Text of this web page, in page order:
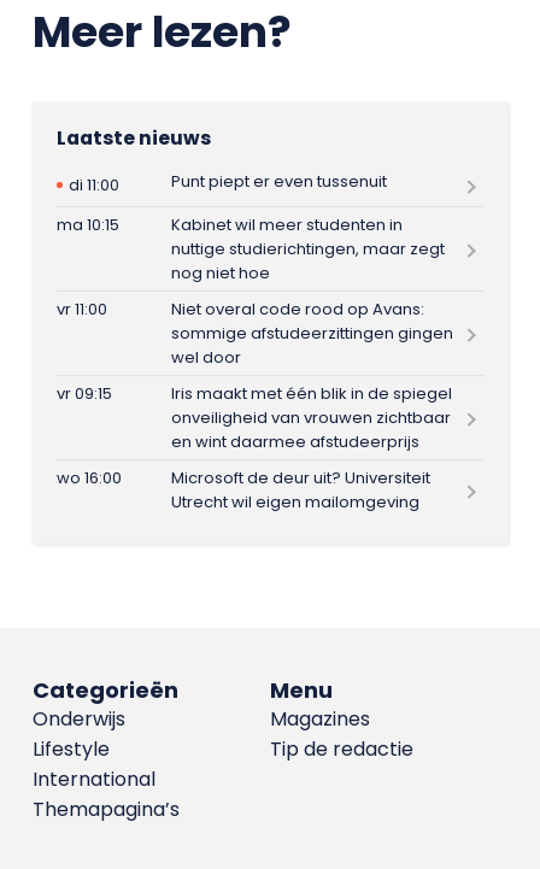
Meer lezen?
Laatste nieuws
di 11:00
Punt piept er even tussenuit
ma 10:15
Kabinet wil meer studenten in
nuttige studierichtingen, maar zegt
nog niet hoe
vr 11:00
Niet overal code rood op Avans:
sommige afstudeerzittingen gingen
wel door
vr 09:15
Iris maakt met één blik in de spiegel
onveiligheid van vrouwen zichtbaar
en wint daarmee afstudeerprijs
wo 16:00
Microsoft de deur uit? Universiteit
Utrecht wil eigen mailomgeving
Menu
Magazines
Tip de redactie
Categorieën
Onderwijs
Lifestyle
International
Themapagina’s